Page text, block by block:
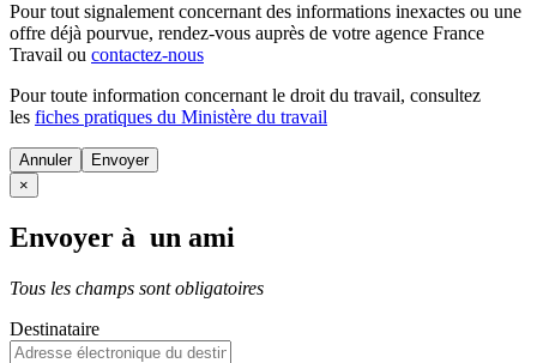
Pour tout signalement concernant des informations inexactes ou une
offre déjà pourvue, rendez-vous auprès de votre agence France
Travail ou contactez-nous
Pour toute information concernant le droit du travail, consultez
les fiches pratiques du Ministère du travail
Annuler
×
Envoyer à un ami
Tous les champs sont obligatoires
Destinataire